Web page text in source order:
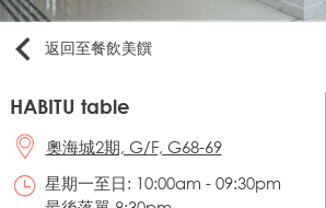
返回至餐飲美饌
HABITU table
奧海城2期, G/F, G68-69
星期一至日: 10:00am - 09:30pm